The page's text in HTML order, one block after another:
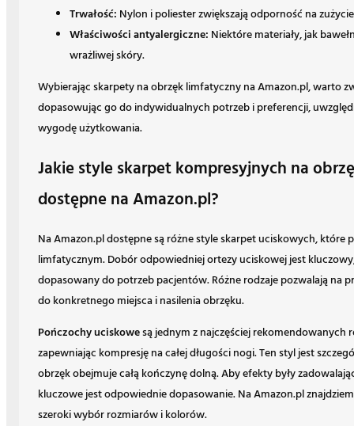
Trwałość: Nylon i poliester zwiększają odporność na
Właściwości antyalergiczne: Niektóre materiały, jak
wrażliwej skóry.
Wybierając skarpety na obrzęk limfatyczny na Amazon.pl, warto
dopasowując go do indywidualnych potrzeb i preferencji,
wygodę użytkowania.
Jakie style skarpet kompresyjnych na
dostępne na Amazon.pl?
Na Amazon.pl dostępne są różne style skarpet uciskowych, które
limfatycznym. Dobór odpowiedniej ortezy uciskowej jest
dopasowany do potrzeb pacjentów. Różne rodzaje pozwalają na
do konkretnego miejsca i nasilenia obrzęku.
Pończochy uciskowesą jednym z najczęściej rekomendowanych
zapewniając kompresję na całej długości nogi. Ten styl jest
obrzęk obejmuje całą kończynę dolną. Aby efekty były
kluczowe jest odpowiednie dopasowanie. Na Amazon.pl
szeroki wybór rozmiarów i kolorów.